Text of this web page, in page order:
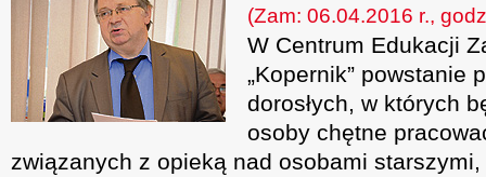
(Zam: 06.04.2016 r.,
W Centrum Edukacji
„Kopernik” powstanie
dorosłych, w których
osoby chętne
związanych z opieką nad osobami